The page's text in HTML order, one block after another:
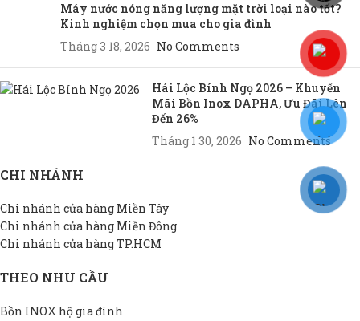
Máy nước nóng năng lượng mặt trời loại nào tốt?
Kinh nghiệm chọn mua cho gia đình
Tháng 3 18, 2026 No Comments
Hái Lộc Bính Ngọ 2026 – Khuyến
Mãi Bồn Inox DAPHA, Ưu Đãi Lên
Đến 26%
Tháng 1 30, 2026 No Comments
CHI NHÁNH
Chi nhánh cửa hàng Miền Tây
Chi nhánh cửa hàng Miền Đông
Chi nhánh cửa hàng TP.HCM
THEO NHU CẦU
Bồn INOX hộ gia đình